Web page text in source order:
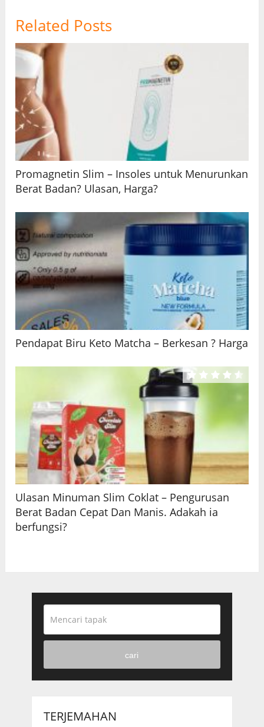
Related Posts
Promagnetin Slim – Insoles untuk Menurunkan
Berat Badan? Ulasan, Harga?
Pendapat Biru Keto Matcha – Berkesan ? Harga
Ulasan Minuman Slim Coklat – Pengurusan
Berat Badan Cepat Dan Manis. Adakah ia
berfungsi?
cari
TERJEMAHAN